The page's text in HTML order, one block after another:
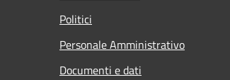
Politici
Personale Amministrativo
Documenti e dati